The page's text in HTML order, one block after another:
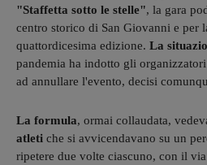
"Staffetta sotto le stelle", la gara
centro storico di San Giovanni e per
quattordicesima edizione. La
pandemia ha indotto gli
ad annullare l'evento, decisi
La formula, ormai collaudata,
atleti che si avvicendavano su un
ripetere due volte ciascuno, con il